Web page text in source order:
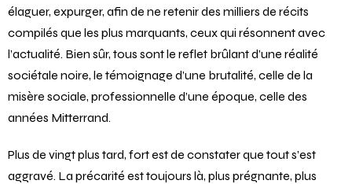
élaguer, expurger, afin de ne retenir des milliers de récits
compilés que les plus marquants, ceux qui résonnent avec
l’actualité. Bien sûr, tous sont le reflet brûlant d’une réalité
sociétale noire, le témoignage d’une brutalité, celle de la
misère sociale, professionnelle d’une époque, celle des
années Mitterrand.
Plus de vingt plus tard, fort est de constater que tout s’est
aggravé. La précarité est toujours là, plus prégnante, plus